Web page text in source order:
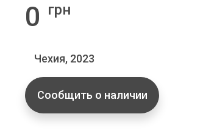
0 грн
Чехия, 2023
Сообщить о наличии